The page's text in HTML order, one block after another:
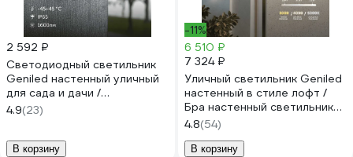
2 592 ₽
Светодиодный светильник
Geniled настенный уличный
для сада и дачи /
естественный белый свет
4200К / 15 Вт / 1600 Лм /
вандалоустойчивый / от
4.9(23)
В корзину
-11%
6 510 ₽
7 324 ₽
Уличный светильник Geniled
настенный в стиле лофт /
Бра настенный светильник
для дома от сети 220 В /
Влагозащитный IP66 фонарь
с регулировкой цветовой
4.8(54)
В корзину